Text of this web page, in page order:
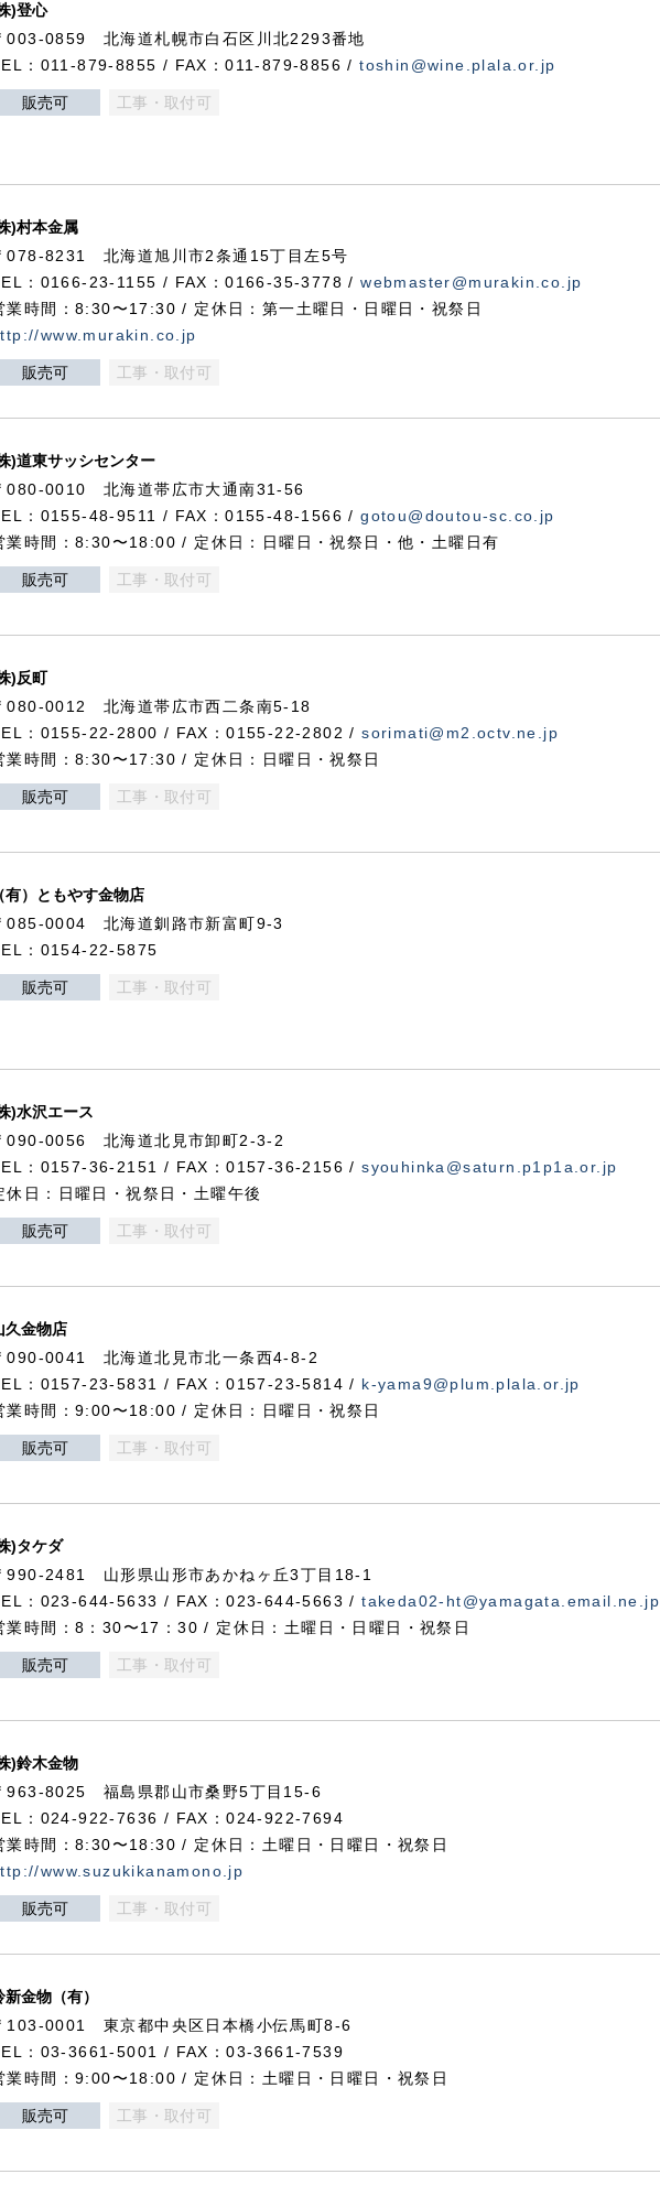
)登心
003-0859 北海道札幌市白石区川北2293番地
：011-879-8855 / FAX：011-879-8856 /toshin@wine.plala.or.jp
販売可 工事・取付可
)村本金属
078-8231 北海道旭川市2条通15丁目左5号
：0166-23-1155 / FAX：0166-35-3778 /webmaster@murakin.co.jp
業時間：8:30〜17:30 / 定休日：第一土曜日・日曜日・祝祭日
www.murakin.co.jp
販売可 工事・取付可
)道東サッシセンター
080-0010 北海道帯広市大通南31-56
：0155-48-9511 / FAX：0155-48-1566 /gotou@doutou-sc.co.jp
業時間：8:30〜18:00 / 定休日：日曜日・祝祭日・他・土曜日有
販売可 工事・取付可
)反町
080-0012 北海道帯広市西二条南5-18
：0155-22-2800 / FAX：0155-22-2802 /sorimati@m2.octv.ne.jp
業時間：8:30〜17:30 / 定休日：日曜日・祝祭日
販売可 工事・取付可
有）ともやす金物店
085-0004 北海道釧路市新富町9-3
：0154-22-5875
販売可 工事・取付可
)水沢エース
090-0056 北海道北見市卸町2-3-2
：0157-36-2151 / FAX：0157-36-2156 /syouhinka@saturn.p1p1a.or.jp
休日：日曜日・祝祭日・土曜午後
販売可 工事・取付可
久金物店
090-0041 北海道北見市北一条西4-8-2
：0157-23-5831 / FAX：0157-23-5814 / k-yama9@plum.plala.or.jp
業時間：9:00〜18:00 / 定休日：日曜日・祝祭日
販売可 工事・取付可
)タケダ
990-2481 山形県山形市あかねヶ丘3丁目18-1
：023-644-5633 / FAX：023-644-5663 /takeda02-ht@yamagata.email.ne.jp
業時間：8：30〜17：30 / 定休日：土曜日・日曜日・祝祭日
販売可 工事・取付可
)鈴木金物
963-8025 福島県郡山市桑野5丁目15-6
：024-922-7636 / FAX：024-922-7694
業時間：8:30〜18:30 / 定休日：土曜日・日曜日・祝祭日
www.suzukikanamono.jp
販売可 工事・取付可
新金物（有）
103-0001 東京都中央区日本橋小伝馬町8-6
：03-3661-5001 / FAX：03-3661-7539
業時間：9:00〜18:00 / 定休日：土曜日・日曜日・祝祭日
販売可 工事・取付可